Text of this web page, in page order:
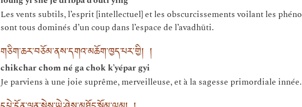
Les vents subtils, l’esprit [intellectuel] et les obscurcissements voilant les
sont tous dominés d’un coup dans l’espace de l’avadhūti.
གཅིག་ཆར་བཅོམ་ནས་དགའ་མཆོག་ཁྱད་པར་གྱི། །
chikchar chom né ga chok k’yépar gyi
Je parviens à une joie suprême, merveilleuse, et à la sagesse primordiale innée.